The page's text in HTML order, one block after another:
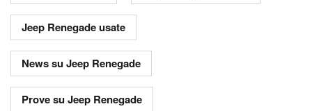
Jeep Renegade usate
News su Jeep Renegade
Prove su Jeep Renegade